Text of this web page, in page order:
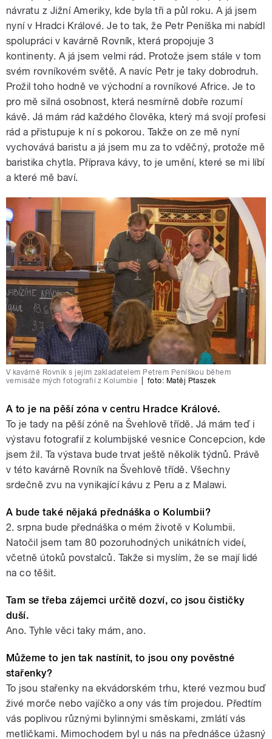
návratu z Jižní Ameriky, kde byla tři a půl roku. A já jsem
nyní v Hradci Králové. Je to tak, že Petr Peníška mi nabídl
spolupráci v kavárně Rovník, která propojuje 3
kontinenty. A já jsem velmi rád. Protože jsem stále v tom
svém rovníkovém světě. A navíc Petr je taky dobrodruh.
Prožil toho hodně ve východní a rovníkové Africe. Je to
pro mě silná osobnost, která nesmírně dobře rozumí
kávě. Já mám rád každého člověka, který má svojí profesi
rád a přistupuje k ní s pokorou. Takže on ze mě nyní
vychovává baristu a já jsem mu za to vděčný, protože mě
baristika chytla. Příprava kávy, to je umění, které se mi líbí
a které mě baví.
V kavárně Rovník s jejím zakladatelem Petrem Peníškou během
vernisáže mých fotografií z Kolumbie
foto: Matěj Ptaszek
A to je na pěší zóna v centru Hradce Králové.
To je tady na pěší zóně na Švehlově třídě. Já mám teď i
výstavu fotografií z kolumbijské vesnice Concepcion, kde
jsem žil. Ta výstava bude trvat ještě několik týdnů. Právě
v této kavárně Rovník na Švehlově třídě. Všechny
srdečně zvu na vynikající kávu z Peru a z Malawi.
A bude také nějaká přednáška o Kolumbii?
2. srpna bude přednáška o mém životě v Kolumbii.
Natočil jsem tam 80 pozoruhodných unikátních videí,
včetně útoků povstalců. Takže si myslím, že se mají lidé
na co těšit.
Tam se třeba zájemci určitě dozví, co jsou čističky
duší.
Ano. Tyhle věci taky mám, ano.
Můžeme to jen tak nastínit, to jsou ony pověstné
stařenky?
To jsou stařenky na ekvádorském trhu, které vezmou buď
živé morče nebo vajíčko a ony vás tím projedou. Předtím
vás poplivou různými bylinnými směskami, zmlátí vás
metličkami. Mimochodem byl u nás na přednášce úžasný